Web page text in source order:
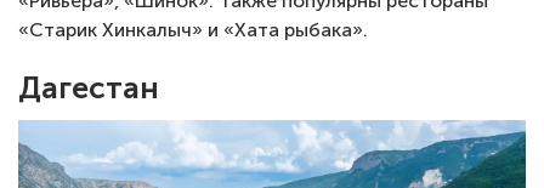
«Старик Хинкалыч» и «Хата рыбака».
Дагестан